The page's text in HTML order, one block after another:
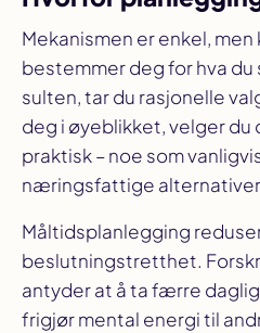
Mekanismen er enkel,
bestemmer deg for hva du
sulten, tar du rasjonelle
deg i øyeblikket, velger du
praktisk – noe som
næringsfattige
Måltidsplanlegging
beslutningstretthet.
antyder at å ta færre
frigjør mental energi til